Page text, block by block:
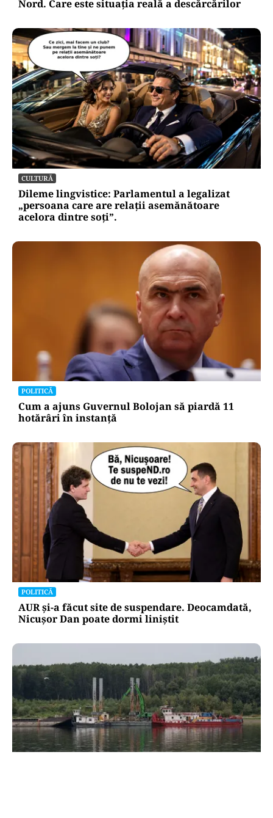
Nord. Care este situația reală a descărcărilor
CULTURĂ
Dileme lingvistice: Parlamentul a legalizat
„persoana care are relații asemănătoare
acelora dintre soți”.
POLITICĂ
Cum a ajuns Guvernul Bolojan să piardă 11
hotărâri în instanță
POLITICĂ
AUR și-a făcut site de suspendare. Deocamdată,
Nicușor Dan poate dormi liniștit